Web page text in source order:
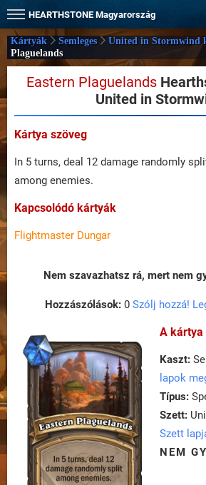
HEARTHSTONE Magyarország
Kártyák Semleges United in Stormwind
Plaguelands
Eastern Plaguelands
United in
Kártya szöveg
In 5 turns, deal 12 damage randomly
among enemies.
Kapcsolódó kártyák
Flightmaster Dungar
Nem szavazhatsz rá, mert nem
Hozzászólások:0 Szólj hozzá!
A kártya
Kaszt:
lapok
Típus:
Szett:
Szett
NEM